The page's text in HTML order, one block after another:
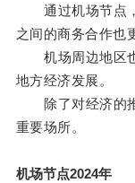
通过机场节点，
之间的商务合作也
机场周边地区也
地方经济发展。
除了对经济的推
重要场所。
机场节点2024年